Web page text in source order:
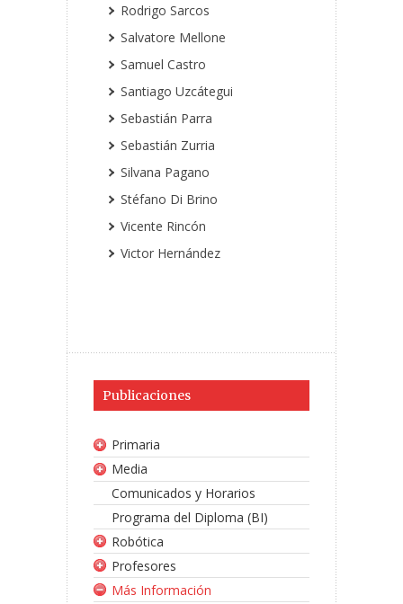
Rodrigo Sarcos
Salvatore Mellone
Samuel Castro
Santiago Uzcátegui
Sebastián Parra
Sebastián Zurria
Silvana Pagano
Stéfano Di Brino
Vicente Rincón
Victor Hernández
Publicaciones
Primaria
Media
Comunicados y Horarios
Programa del Diploma (BI)
Robótica
Profesores
Más Información